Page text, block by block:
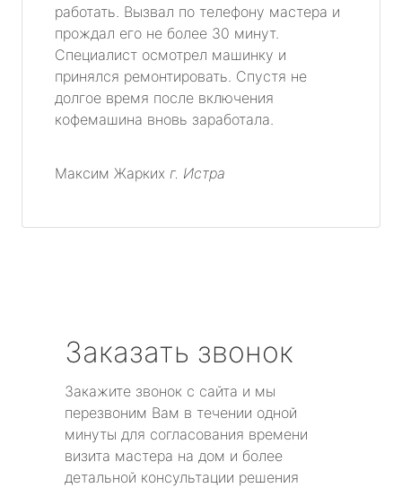
работать. Вызвал по телефону мастера и
прождал его не более 30 минут.
Специалист осмотрел машинку и
принялся ремонтировать. Спустя не
долгое время после включения
кофемашина вновь заработала.
Максим Жарких г. Истра
Заказать звонок
Закажите звонок с сайта и мы
перезвоним Вам в течении одной
минуты для согласования времени
визита мастера на дом и более
детальной консультации решения